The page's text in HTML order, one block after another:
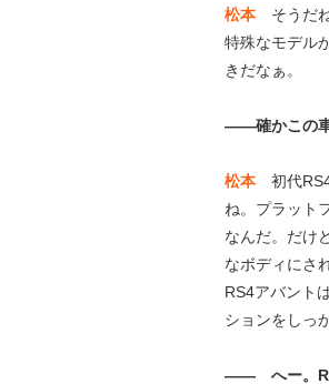
松本 そうだ
特殊なモデル
きだなぁ。
——確かこの車
松本 初代
ね。プラット
なんだ。だけ
なボディにさ
RS4アバント
ションをしっ
—— へー。RS